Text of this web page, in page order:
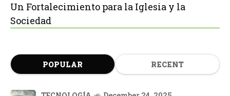
Un Fortalecimiento para la Iglesia y la
Sociedad
POPULAR RECENT